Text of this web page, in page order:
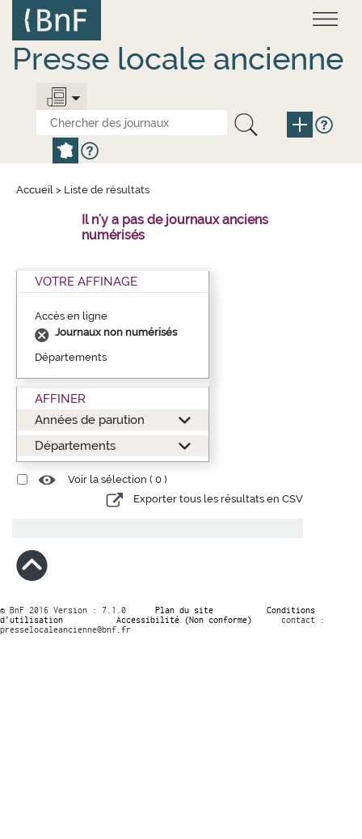
contenu
principal
Presse locale ancienne
Accueil > Liste de résultats
Il n'y a pas de journaux anciens
numérisés
VOTRE AFFINAGE
Accès en ligne
Journaux non numérisés
Départements
AFFINER
Années de parution
Départements
Voir la sélection ( 0 )
Exporter tous les résultats en CSV
© BnF 2016 Version : 7.1.0 Plan du site
Conditions
d’utilisation
Accessibilité (Non conforme)
contact :
presselocaleancienne@bnf.fr
Panneau de gestion des cookies